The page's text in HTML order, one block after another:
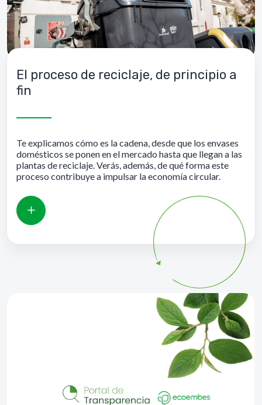
El proceso de reciclaje, de principio a
fin
Te explicamos cómo es la cadena, desde que los envases
domésticos se ponen en el mercado hasta que llegan a las
plantas de reciclaje. Verás, además, de qué forma este
proceso contribuye a impulsar la economía circular.